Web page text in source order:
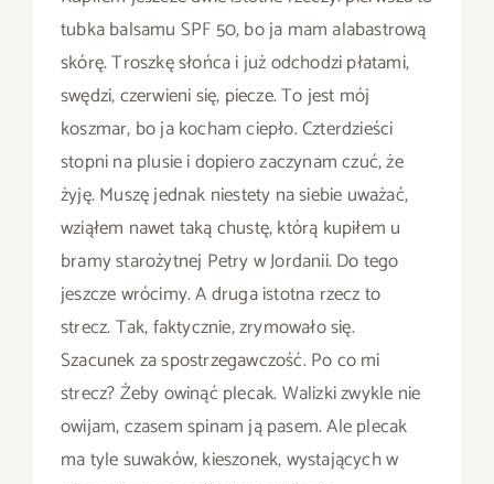
tubka balsamu SPF 50, bo ja mam alabastrową
skórę. Troszkę słońca i już odchodzi płatami,
swędzi, czerwieni się, piecze. To jest mój
koszmar, bo ja kocham ciepło. Czterdzieści
stopni na plusie i dopiero zaczynam czuć, że
żyję. Muszę jednak niestety na siebie uważać,
wziąłem nawet taką chustę, którą kupiłem u
bramy starożytnej Petry w Jordanii. Do tego
jeszcze wrócimy. A druga istotna rzecz to
strecz. Tak, faktycznie, zrymowało się.
Szacunek za spostrzegawczość. Po co mi
strecz? Żeby owinąć plecak. Walizki zwykle nie
owijam, czasem spinam ją pasem. Ale plecak
ma tyle suwaków, kieszonek, wystających w